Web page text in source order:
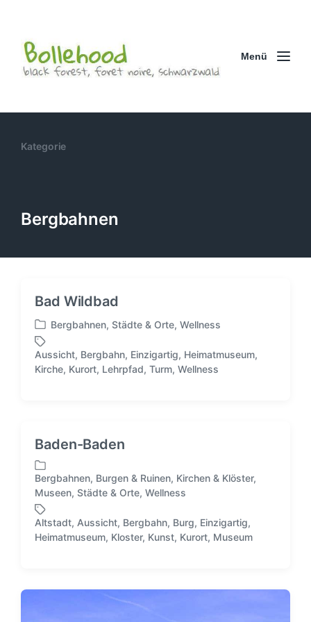
Menü
Kategorie
Bergbahnen
Bad Wildbad
V
e
r
ö
t
l
i
c
h
t
i
Bergbahnen, Städte & Orte, Wellness
S
w
ö
r
t
e
r
Aussicht, Bergbahn, Einzigartig, Heimatmuseum,
Kirche, Kurort, Lehrpfad, Turm, Wellness
Baden-Baden
V
r
ö
f
n
Bergbahnen, Burgen & Ruinen, Kirchen & Klöster,
Museen, Städte & Orte, Wellness
S
a
Altstadt, Aussicht, Bergbahn, Burg, Einzigartig,
Heimatmuseum, Kloster, Kunst, Kurort, Museum